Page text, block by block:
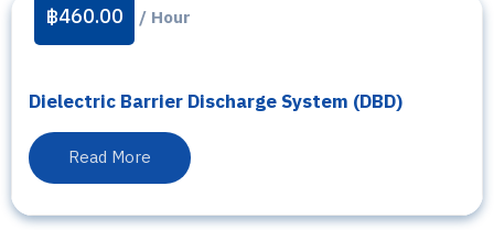
฿460.00 / Hour
Dielectric Barrier Discharge System (DBD)
Read More